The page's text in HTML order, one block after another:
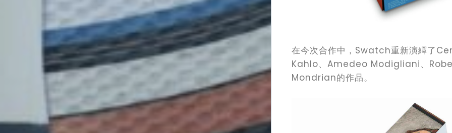
Lifestyle
Video
在今次合作中，Swatch重新演繹了
Kahlo、Amedeo Modigliani、
Mondrian的作品。